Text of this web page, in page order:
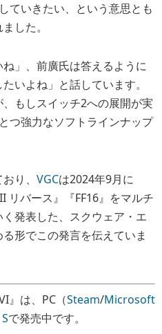
ていきたい、という意思とも
した。
」、前廣氏は答えるように
いよね」と話しています。
もしスイッチ2への展開が実
つ強力なソフトラインナップ
り、 VGCは2024年9月に
リバース』『FF16』をマルチ
発表した、スクウェア・エ
形でこの発言を伝えていま
』は、PC（Steam/Microsoft
で発売中です。